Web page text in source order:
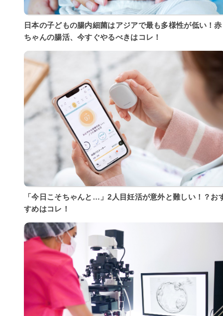
日本の子どもの腸内細菌はアジアで最も多様性が低い！赤
ちゃんの腸活、今すぐやるべきはコレ！
「今日こそちゃんと…」2人目妊活が意外と難しい！？お
すめはコレ！